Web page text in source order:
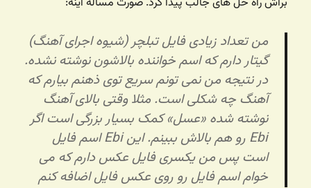
من تعداد زیادی فایل تبلچر (شیوه اجرای آهنگ)
گیتار دارم که اسم خواننده بالاشون نوشته نشده.
در نتیجه من نمی تونم سریع توی ذهنم بیارم که
آهنگ چه شکلی است. مثلا وقتی بالای آهنگ
نوشته شده «عسل» کمک بسیار بزرگی است اگر
Ebi رو هم بالاش ببینم. این Ebi اسم فایل
است پس منیکسری فایل عکس دارم که می
خوام اسم فایل رو روی عکس فایل اضافه کنم